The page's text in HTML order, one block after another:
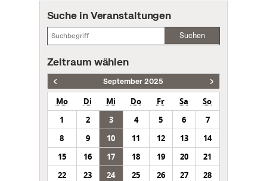
Suche in Veranstaltungen
Suchen
Zeitraum wählen
September 2025
Mo Di Mi Do Fr Sa
So
1
2 3 4 5 6
7
8
9 10 11 12 13
14
15
16 17 18 19 20
21
22
23 24 25 26 27
28